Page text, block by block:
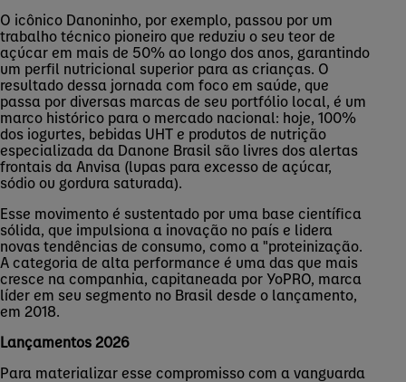
O icônico Danoninho, por exemplo, passou por um
trabalho técnico pioneiro que reduziu o seu teor de
açúcar em mais de 50% ao longo dos anos, garantindo
um perfil nutricional superior para as crianças. O
resultado dessa jornada com foco em saúde, que
passa por diversas marcas de seu portfólio local, é um
marco histórico para o mercado nacional: hoje, 100%
dos iogurtes, bebidas UHT e produtos de nutrição
especializada da Danone Brasil são livres dos alertas
frontais da Anvisa (lupas para excesso de açúcar,
sódio ou gordura saturada).
Esse movimento é sustentado por uma base científica
sólida, que impulsiona a inovação no país e lidera
novas tendências de consumo, como a "proteinização.
A categoria de alta performance é uma das que mais
cresce na companhia, capitaneada porYoPRO, marca
líder em seu segmento no Brasil desde o lançamento,
em 2018.
Lançamentos 2026
Para materializar esse compromisso com a vanguarda